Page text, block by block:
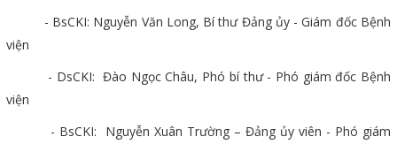
- BsCKI: Nguyễn Văn Long, Bí thư Đảng ủy - Giám đốc Bệnh
viện
- DsCKI: Đào Ngọc Châu, Phó bí thư - Phó giám đốc Bệnh
viện
- BsCKI: Nguyễn Xuân Trường – Đảng ủy viên - Phó giám